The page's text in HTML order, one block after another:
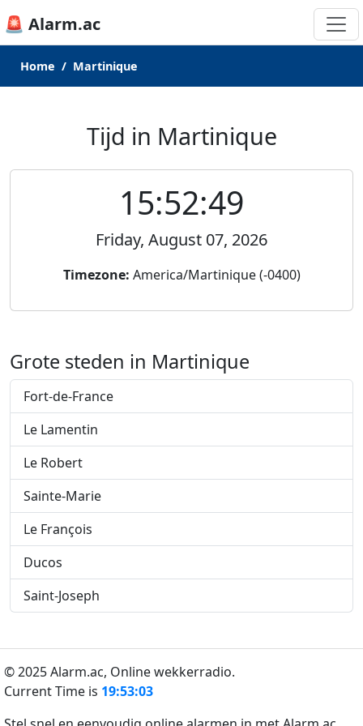
🚨 Alarm.ac
Home Martinique
Tijd in Martinique
15:52:49
Friday, August 07, 2026
Timezone: America/Martinique (-0400)
Grote steden in Martinique
Fort-de-France
Le Lamentin
Le Robert
Sainte-Marie
Le François
Ducos
Saint-Joseph
© 2025 Alarm.ac, Online wekkerradio.
Current Time is 19:53:03